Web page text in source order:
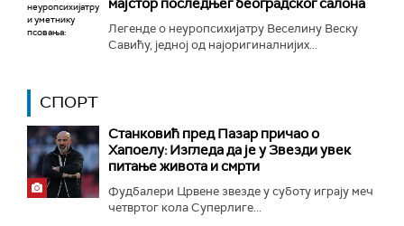
Легенде о неуропсихијатру Веселину Веску
Савићу, једној од најоригиналнијих...
СПОРТ
Станковић пред Пазар причао о
Хапоелу: Изгледа да је у Звезди увек
питање живота и смрти
Фудбалери Црвене звезде у суботу играју меч
четвртог кола Суперлиге...